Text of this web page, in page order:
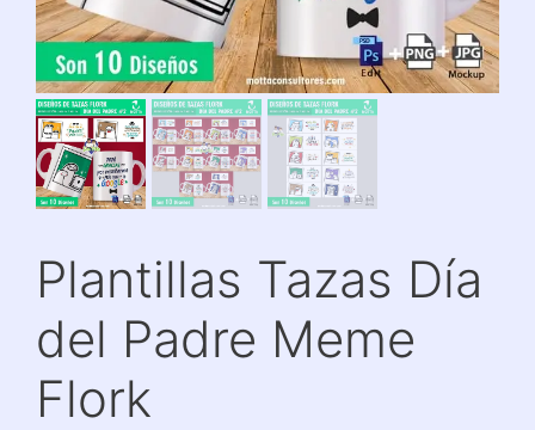
Plantillas Tazas Día
del Padre Meme
Flork